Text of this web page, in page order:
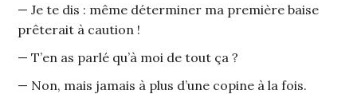
— Je te dis : même déterminer ma première baise
prêterait à caution !
— T’en as parlé qu’à moi de tout ça ?
— Non, mais jamais à plus d’une copine à la fois.